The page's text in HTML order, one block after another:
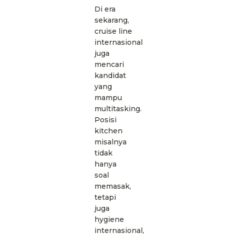
Di era
sekarang,
cruise line
internasional
juga
mencari
kandidat
yang
mampu
multitasking.
Posisi
kitchen
misalnya
tidak
hanya
soal
memasak,
tetapi
juga
hygiene
internasional,